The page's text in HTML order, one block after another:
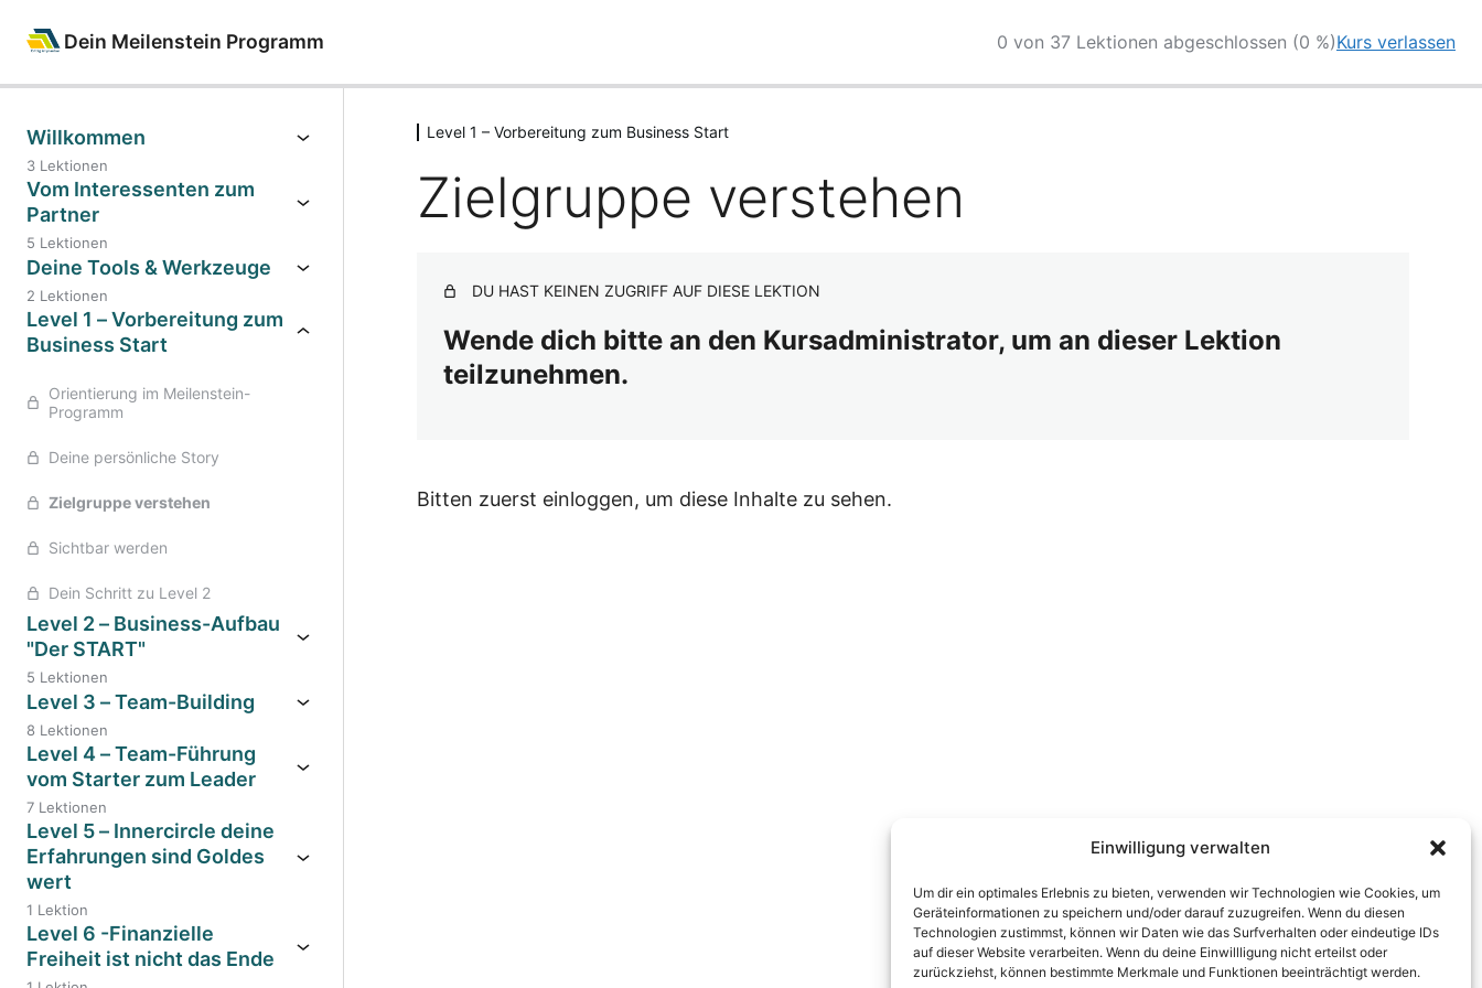
Einwilligung verwalten
Um dir ein optimales Erlebnis zu bieten, verwenden wir Technologien wie Cookies, um
Geräteinformationen zu speichern und/oder darauf zuzugreifen. Wenn du diesen
Technologien zustimmst, können wir Daten wie das Surfverhalten oder eindeutige IDs
auf dieser Website verarbeiten. Wenn du deine Einwillligung nicht erteilst oder
zurückziehst, können bestimmte Merkmale und Funktionen beeinträchtigt werden.
Dein Meilenstein Programm 0 von 37 Lektionen abgeschlossen (0 %)Kurs verlassen
Willkommen
3 Lektionen
Vom Interessenten zum
Partner
5 Lektionen
Deine Tools & Werkzeuge
2 Lektionen
Level 1 – Vorbereitung zum
Business Start
Orientierung im Meilenstein-
Programm
Deine persönliche Story
Zielgruppe verstehen
Sichtbar werden
Dein Schritt zu Level 2
Level 2 – Business-Aufbau
"Der START"
5 Lektionen
Level 3 – Team-Building
8 Lektionen
Level 4 – Team-Führung
vom Starter zum Leader
7 Lektionen
Level 5 – Innercircle deine
Erfahrungen sind Goldes
wert
1 Lektion
Level 6 -Finanzielle
Freiheit ist nicht das Ende
Level 1 – Vorbereitung zum Business Start
Zielgruppe verstehen
DU HAST KEINEN ZUGRIFF AUF DIESE LEKTION
Wende dich bitte an den Kursadministrator, um an dieser Lektion
teilzunehmen.
Bitten zuerst einloggen, um diese Inhalte zu sehen.